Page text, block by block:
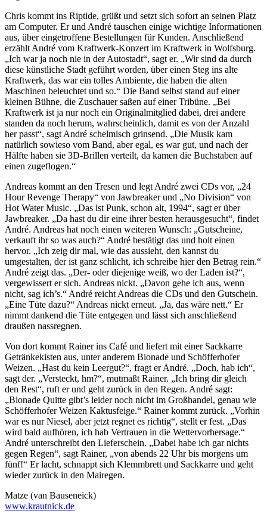
Chris kommt ins Riptide, grüßt und setzt sich sofort an seinen Platz
am Computer. Er und André tauschen einige wichtige Informationen
aus, über eingetroffene Bestellungen für Kunden. Anschließend
erzählt André vom Kraftwerk-Konzert im Kraftwerk in Wolfsburg.
„Ich war ja noch nie in der Autostadt“, sagt er. „Wir sind da durch
diese künstliche Stadt geführt worden, über einen Steg ins alte
Kraftwerk, das war ein tolles Ambiente, die haben die alten
Maschinen beleuchtet und so.“ Die Band selbst stand auf einer
kleinen Bühne, die Zuschauer saßen auf einer Tribüne. „Bei
Kraftwerk ist ja nur noch ein Originalmitglied dabei, drei andere
standen da noch herum, wahrscheinlich, damit es von der Anzahl
her passt“, sagt André schelmisch grinsend. „Die Musik kam
natürlich sowieso vom Band, aber egal, es war gut, und nach der
Hälfte haben sie 3D-Brillen verteilt, da kamen die Buchstaben auf
einen zugeflogen.“
Andreas kommt an den Tresen und legt André zwei CDs vor, „24
Hour Revenge Therapy“ von Jawbreaker und „No Division“ von
Hot Water Music. „Das ist Punk, schon alt, 1994“, sagt er über
Jawbreaker. „Da hast du dir eine ihrer besten herausgesucht“, findet
André. Andreas hat noch einen weiteren Wunsch: „Gutscheine,
verkauft ihr so was auch?“ André bestätigt das und holt einen
hervor. „Ich zeig dir mal, wie das aussieht, den kannst du
umgestalten, der ist ganz schlicht, ich schreibe hier den Betrag rein.“
André zeigt das. „Der- oder diejenige weiß, wo der Laden ist?“,
vergewissert er sich. Andreas nickt. „Davon gehe ich aus, wenn
nicht, sag ich’s.“ André reicht Andreas die CDs und den Gutschein.
„Eine Tüte dazu?“ Andreas nickt erneut. „Ja, das wäre nett.“ Er
nimmt dankend die Tüte entgegen und lässt sich anschließend
draußen nassregnen.
Von dort kommt Rainer ins Café und liefert mit einer Sackkarre
Getränkekisten aus, unter anderem Bionade und Schöfferhofer
Weizen. „Hast du kein Leergut?“, fragt er André. „Doch, hab ich“,
sagt der. „Versteckt, hm?“, mutmaßt Rainer. „Ich bring dir gleich
den Rest“, ruft er und geht zurück in den Regen. André sagt:
„Bionade Quitte gibt’s leider noch nicht im Großhandel, genau wie
Schöfferhofer Weizen Kaktusfeige.“ Rainer kommt zurück. „Vorhin
war es nur Niesel, aber jetzt regnet es richtig“, stellt er fest. „Das
wird bald aufhören, ich hab Vertrauen in die Wettervorhersage.“
André unterschreibt den Lieferschein. „Dabei habe ich gar nichts
gegen Regen“, sagt Rainer, „von abends 22 Uhr bis morgens um
fünf!“ Er lacht, schnappt sich Klemmbrett und Sackkarre und geht
wieder zurück in den Mairegen.
Matze (van Bauseneick)
www.krautnick.de